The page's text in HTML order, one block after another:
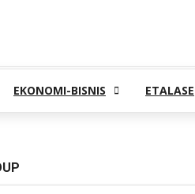
EKONOMI-BISNIS ETALASE